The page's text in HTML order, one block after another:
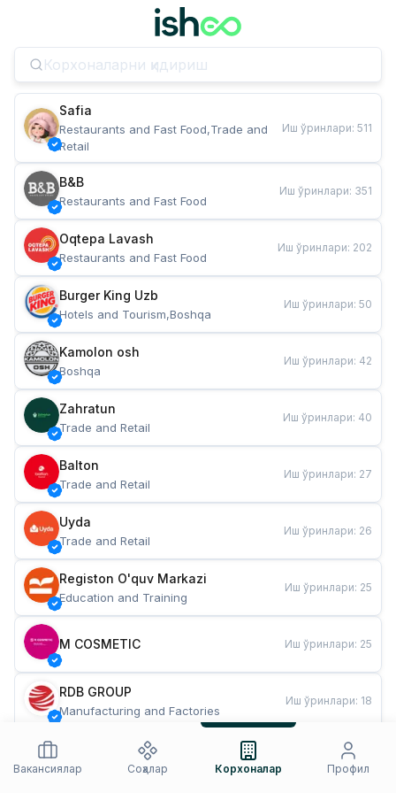
Safia
Restaurants and Fast Food,Trade and
Retail
Иш ўринлари: 511
B&B
Restaurants and Fast Food
Иш ўринлари: 351
Oqtepa Lavash
Restaurants and Fast Food
Иш ўринлари: 202
Burger King Uzb
Hotels and Tourism,Boshqa
Иш ўринлари: 50
Kamolon osh
Boshqa
Иш ўринлари: 42
Zahratun
Trade and Retail
Иш ўринлари: 40
Balton
Trade and Retail
Иш ўринлари: 27
Uyda
Trade and Retail
Иш ўринлари: 26
Registon O'quv Markazi
Education and Training
Иш ўринлари: 25
M COSMETIC Иш ўринлари: 25
RDB GROUP
Manufacturing and Factories
Иш ўринлари: 18
Restaurants and Fast Food
Иш ўринлари
Вакансиялар
Соҳалар Корхоналар Профил